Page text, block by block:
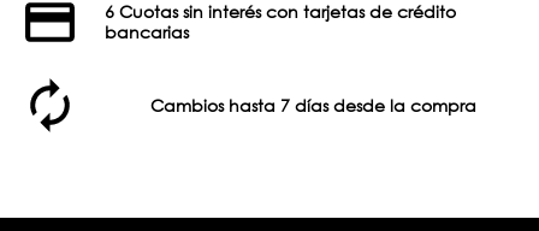
6 Cuotas sin interés con tarjetas de crédito
bancarias
Cambios hasta 7 días desde la compra